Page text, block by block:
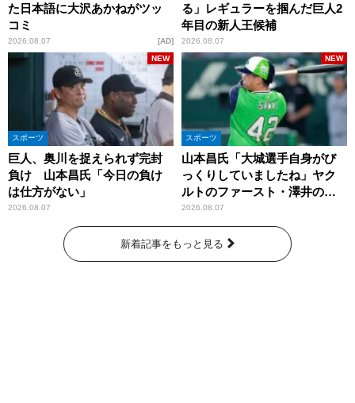
た日本語に大沢あかねがツッ
コミ
2026.08.07 AD
る」レギュラーを掴んだ巨人2
年目の新人王候補
2026.08.07
スポーツ
巨人、奥川を捉えられず完封
負け 山本昌氏「今日の負け
は仕方がない」
2026.08.07
NEW
スポーツ
山本昌氏「大城選手自身がび
っくりしていましたね」ヤク
ルトのファースト・澤井の判
断を評価
2026.08.07
NEW
新着記事をもっと見る